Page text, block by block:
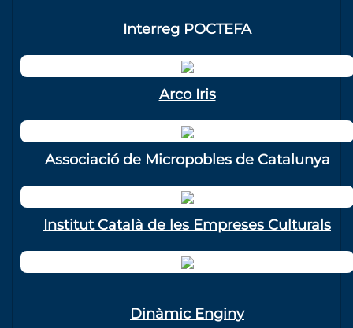
Interreg POCTEFA
Arco Iris
Associació de Micropobles de Catalunya
Institut Català de les Empreses Culturals
Dinàmic Enginy